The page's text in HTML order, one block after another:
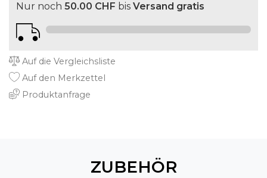
Nur noch 50.00 CHF bis Versand gratis
Auf die Vergleichsliste
Auf den Merkzettel
Produktanfrage
ZUBEHÖR